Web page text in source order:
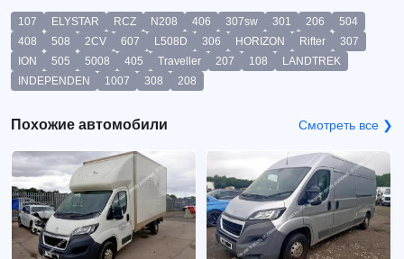
107 ELYSTAR RCZ N208 406 307sw 301 206
504
408
508 2CV 607 L508D 306 HORIZON Rifter
307
ION
505 5008 405 Traveller 207 108
LANDTREK
INDEPENDEN
1007 308 208
Похожие автомобили Смотреть все ❯